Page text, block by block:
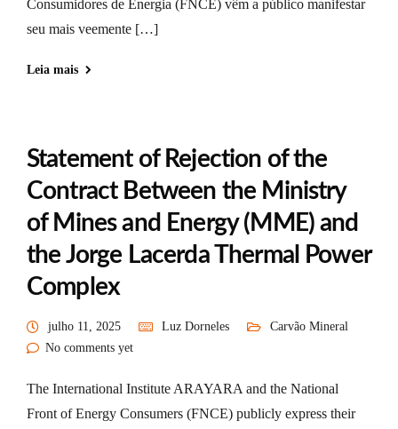
Consumidores de Energia (FNCE) vêm a público manifestar
seu mais veemente […]
Leia mais
Statement of Rejection of the
Contract Between the Ministry
of Mines and Energy (MME) and
the Jorge Lacerda Thermal Power
Complex
julho 11, 2025 Luz Dorneles
Carvão Mineral
No comments yet
The International Institute ARAYARA and the National
Front of Energy Consumers (FNCE) publicly express their